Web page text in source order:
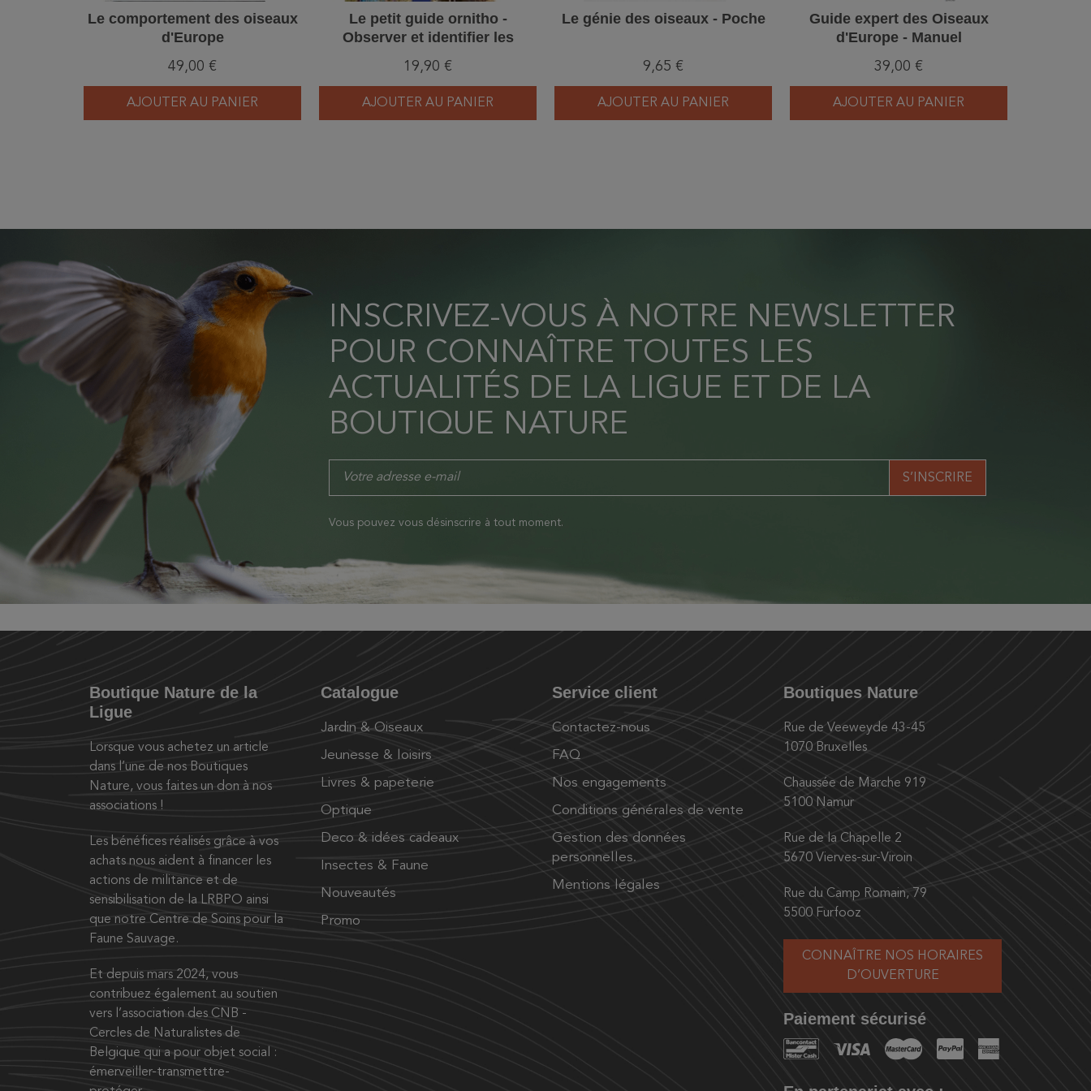
Le comportement des oiseaux
d'Europe
49,00 €
AJOUTER AU PANIER
Le petit guide ornitho -
Observer et identifier les
19,90 €
AJOUTER AU PANIER
Le génie des oiseaux - Poche
9,65 €
AJOUTER AU PANIER
Guide expert des Oiseaux
d'Europe - Manuel
Photographique
39,00 €
AJOUTER AU PANIER
INSCRIVEZ-VOUS À NOTRE NEWSLETTER
POUR CONNAÎTRE TOUTES LES
ACTUALITÉS DE LA LIGUE ET DE LA
BOUTIQUE NATURE
Vous pouvez vous désinscrire à tout moment.
Boutique Nature de la
Ligue
Lorsque vous achetez un article
dans l’une de nos Boutiques
Nature, vous faites un don à nos
associations !
Les bénéfices réalisés grâce à vos
achats nous aident à financer les
actions de militance et de
sensibilisation de la LRBPO ainsi
que notre Centre de Soins pour la
Faune Sauvage.
Et depuis mars 2024, vous
contribuez également au soutien
vers l’association des CNB -
Cercles de Naturalistes de
Belgique qui a pour objet social :
émerveiller-transmettre-
Catalogue
Jardin & Oiseaux
Jeunesse & loisirs
Livres & papeterie
Optique
Deco & idées cadeaux
Insectes & Faune
Nouveautés
Promo
Service client
Contactez-nous
FAQ
Nos engagements
Conditions générales de vente
Gestion des données
personnelles.
Mentions légales
Boutiques Nature
Rue de Veeweyde 43-45
1070 Bruxelles
Chaussée de Marche 919
5100 Namur
Rue de la Chapelle 2
5670 Vierves-sur-Viroin
Rue du Camp Romain, 79
5500 Furfooz
CONNAÎTRE NOS HORAIRES
D’OUVERTURE
Paiement sécurisé